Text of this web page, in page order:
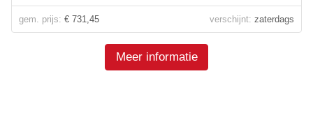
gem. prijs: € 731,45 verschijnt: zaterdags
Meer informatie